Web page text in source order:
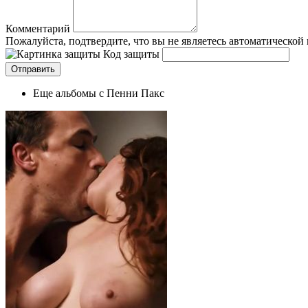
Комментарий
Пожалуйста, подтвердите, что вы не являетесь
Код защиты
Еще альбомы с Пенни Пакс